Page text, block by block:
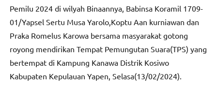
Pemilu 2024 di wilyah Binaannya, Babinsa Koramil 1709-
01/Yapsel Sertu Musa Yarolo,Koptu Aan kurniawan dan
Praka Romelus Karowa bersama masyarakat gotong
royong mendirikan Tempat Pemungutan Suara(TPS) yang
bertempat di Kampung Kanawa Distrik Kosiwo
Kabupaten Kepulauan Yapen, Selasa(13/02/2024).